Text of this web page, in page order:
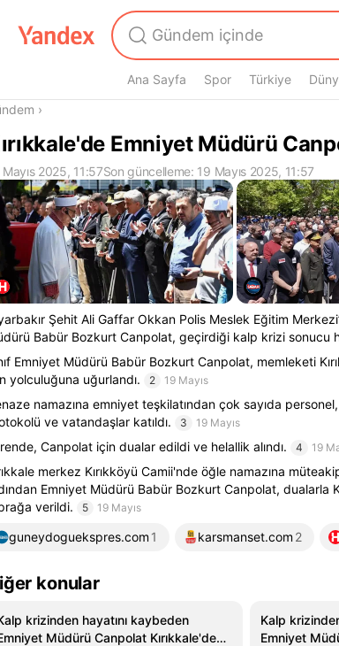
Ana Sayfa Spor Türkiye
›
Emniyet Müdürü
2025, 11:57Son güncelleme: 19 Mayıs 2025, 11:57
Şehit Ali Gaffar Okkan Polis Meslek Eğitim
Babür Bozkurt Canpolat, geçirdiği kalp krizi sonucu
Emniyet Müdürü Babür Bozkurt Canpolat, memleketi
yolculuğuna uğurlandı.
2 19 Mayıs
namazına emniyet teşkilatından çok sayıda
ve vatandaşlar katıldı.
3 19 Mayıs
Canpolat için dualar edildi ve helallik alındı. 4 19
merkez Kırıkköyü Camii'nde öğle namazına
Emniyet Müdürü Babür Bozkurt Canpolat, dualarla
verildi.
5 19 Mayıs
guneydoguekspres.com 1 karsmanset.com 2
konular
krizinden hayatını kaybeden
Müdürü Canpolat Kırıkkale'de
Kalp
Emniyet